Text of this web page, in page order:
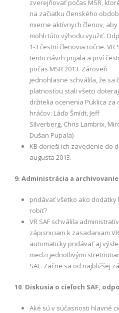
zverejňovať počas MSR,
na začiatku členského
mierne aktívnych členov,
mohli túto výhodu využiť.
1-3 čestní členovia ročne. VR
tento návrh prijala a prví
počas MSR 2013. Zároveň
jednohlasne schválila, že sa
platnosťou stali všetci
držitelia ocenenia Puklica za
hráčov: Láďo Šmídt, Jeff
Silverberg, Chris Lambrix,
Dušan Pupala)
KB dorieši ich zavedenie do
augusta 2013.
9. Administrácia a
pridávať všetko ako dodatky
robiť?
VR SAF schválila
zápisniciam k zasadaniam
automaticky pridávať aj
medzi jednotlivými
SAF. Začne sa od najbližšej
10. Diskusia o cieľoch SAF,
Aké sú v súčasnosti hlavné